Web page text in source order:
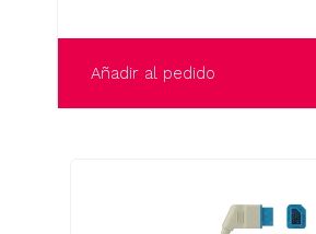
Añadir al pedido